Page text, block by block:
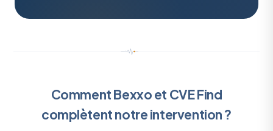
Comment Bexxo et CVE Find
complètent notre intervention ?